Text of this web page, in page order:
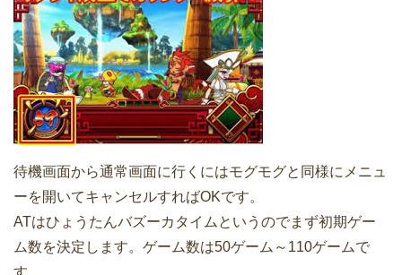
待機画面から通常画面に行くにはモグモグと同様にメニュ
ーを開いてキャンセルすればOKです。
ATはひょうたんバズーカタイムというのでまず初期ゲー
ム数を決定します。ゲーム数は50ゲーム～110ゲームで
す。